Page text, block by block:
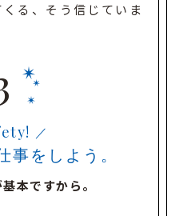
る、そう信じていま
事をしよう。
本ですから。